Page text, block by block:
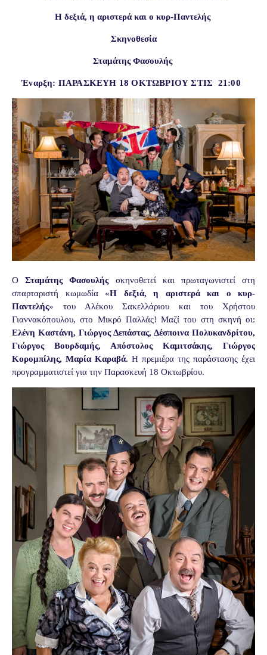
Η δεξιά, η αριστερά και ο κυρ-Παντελής
Σκηνοθεσία
Σταμάτης Φασουλής
Έναρξη: ΠΑΡΑΣΚΕΥΗ 18 ΟΚΤΩΒΡΙΟΥ ΣΤΙΣ 21:00
ΟΣταμάτης Φασουλήςσκηνοθετεί και πρωταγωνιστεί στη
σπαρταριστή κωμωδία «Η δεξιά, η αριστερά και ο κυρ-
Παντελής»
του Αλέκου Σακελλάριου και του Χρήστου
Γιαννακόπουλου, στο Μικρό Παλλάς! Μαζί του στη σκηνή οι:
Ελένη Καστάνη, Γιώργος Δεπάστας, Δέσποινα Πολυκανδρίτου,
Γιώργος Βουρδαμής, Απόστολος Καμιτσάκης, Γιώργος
Κορομπίλης, Μαρία Καραβά. Η πρεμιέρα της παράστασης έχει
προγραμματιστεί για την Παρασκευή 18 Οκτωβρίου.